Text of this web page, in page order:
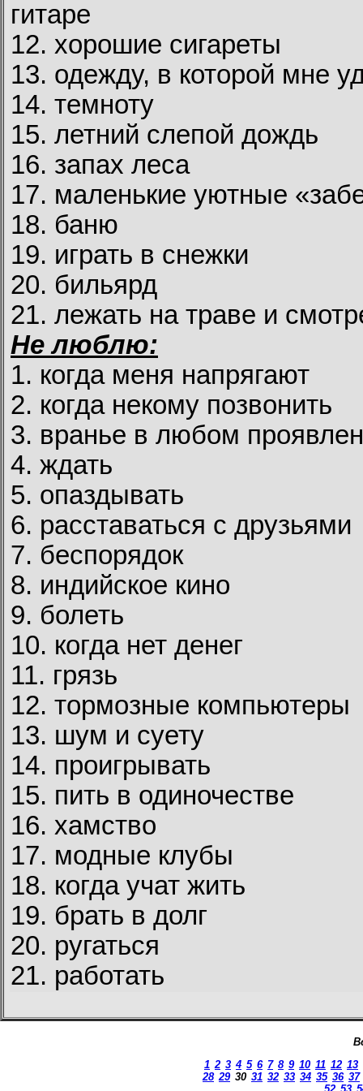
гитаре
12. хорошие сигареты
13. одежду, в которой мне
14. темноту
15. летний слепой дождь
16. запах леса
17. маленькие уютные
18. баню
19. играть в снежки
20. бильярд
21. лежать на траве и
Не люблю:
1. когда меня напрягают
2. когда некому позвонить
3. вранье в любом
4. ждать
5. опаздывать
6. расставаться с друзьями
7. беспорядок
8. индийское кино
9. болеть
10. когда нет денег
11. грязь
12. тормозные компьютеры
13. шум и суету
14. проигрывать
15. пить в одиночестве
16. хамство
17. модные клубы
18. когда учат жить
19. брать в долг
20. ругаться
21. работать
1 2 3 4 5 6 7 8 9 10 11 12 13
28 29 30 31 32 33 34 35 36 37